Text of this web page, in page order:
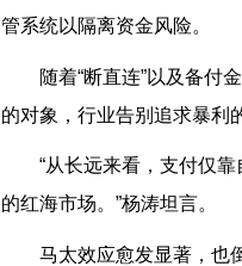
管系统以隔离资金风险。
随着“断直连”以及备付
的对象，行业告别追求暴利的
“从长远来看，支付仅
的红海市场。”杨涛坦言。
马太效应愈发显著，也